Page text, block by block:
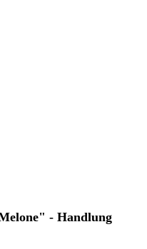
- Handlung